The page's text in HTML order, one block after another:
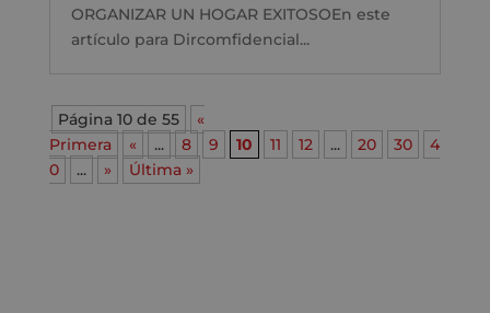
ORGANIZAR UN HOGAR EXITOSOEn este
artículo para Dircomfidencial...
Página 10 de 55
«
Primera
« ... 8 9 10 11 12 ... 20 30
4
0
... » Última »